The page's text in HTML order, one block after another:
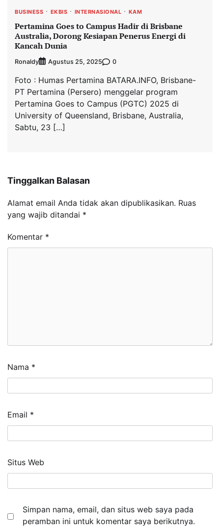
BUSINESS EKBIS INTERNASIONAL KAM
Pertamina Goes to Campus Hadir di Brisbane
Australia, Dorong Kesiapan Penerus Energi di
Kancah Dunia
Ronaldy Agustus 25, 2025 0
Foto : Humas Pertamina BATARA.INFO, Brisbane-
PT Pertamina (Persero) menggelar program
Pertamina Goes to Campus (PGTC) 2025 di
University of Queensland, Brisbane, Australia,
Sabtu, 23 […]
Tinggalkan Balasan
Alamat email Anda tidak akan dipublikasikan. Ruas
yang wajib ditandai *
Komentar *
Nama *
Email *
Situs Web
Simpan nama, email, dan situs web saya pada
peramban ini untuk komentar saya berikutnya.